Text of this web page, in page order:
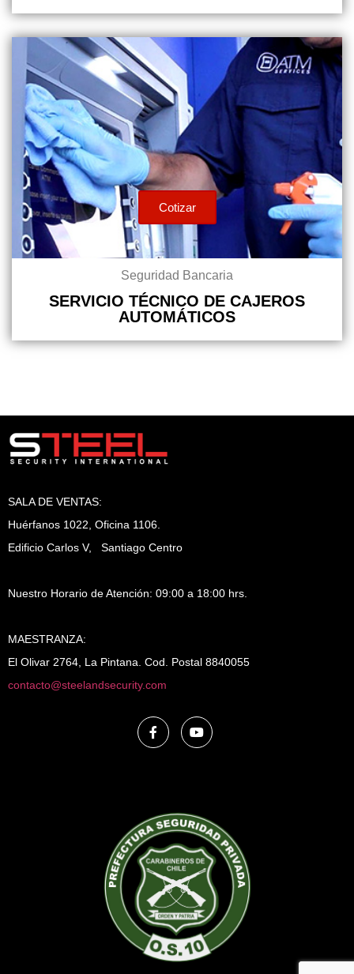
Cotizar
Seguridad Bancaria
SERVICIO TÉCNICO DE CAJEROS
AUTOMÁTICOS
SALA DE VENTAS:
Huérfanos 1022, Oficina 1106.
Edificio Carlos V, Santiago Centro
Nuestro Horario de Atención: 09:00 a 18:00 hrs.
MAESTRANZA:
El Olivar 2764, La Pintana. Cod. Postal 8840055
contacto@steelandsecurity.com